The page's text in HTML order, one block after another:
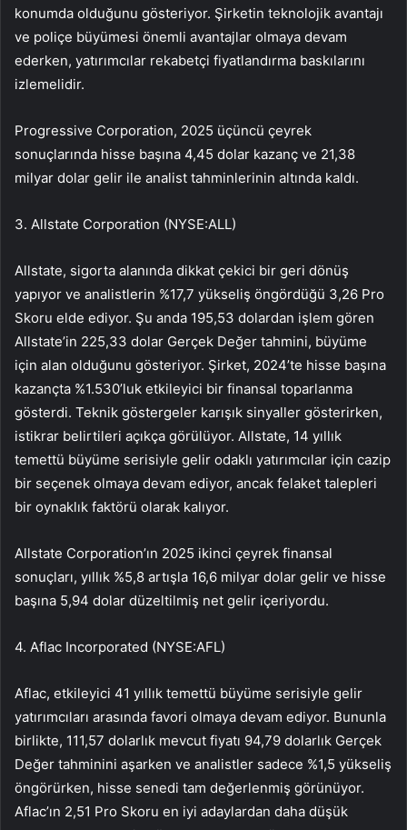
konumda olduğunu gösteriyor. Şirketin teknolojik avantajı
ve poliçe büyümesi önemli avantajlar olmaya devam
ederken, yatırımcılar rekabetçi fiyatlandırma baskılarını
izlemelidir.
Progressive Corporation, 2025 üçüncü çeyrek
sonuçlarında hisse başına 4,45 dolar kazanç ve 21,38
milyar dolar gelir ile analist tahminlerinin altında kaldı.
3. Allstate Corporation (NYSE:ALL)
Allstate, sigorta alanında dikkat çekici bir geri dönüş
yapıyor ve analistlerin %17,7 yükseliş öngördüğü 3,26 Pro
Skoru elde ediyor. Şu anda 195,53 dolardan işlem gören
Allstate’in 225,33 dolar Gerçek Değer tahmini, büyüme
için alan olduğunu gösteriyor. Şirket, 2024’te hisse başına
kazançta %1.530’luk etkileyici bir finansal toparlanma
gösterdi. Teknik göstergeler karışık sinyaller gösterirken,
istikrar belirtileri açıkça görülüyor. Allstate, 14 yıllık
temettü büyüme serisiyle gelir odaklı yatırımcılar için cazip
bir seçenek olmaya devam ediyor, ancak felaket talepleri
bir oynaklık faktörü olarak kalıyor.
Allstate Corporation’ın 2025 ikinci çeyrek finansal
sonuçları, yıllık %5,8 artışla 16,6 milyar dolar gelir ve hisse
başına 5,94 dolar düzeltilmiş net gelir içeriyordu.
4. Aflac Incorporated (NYSE:AFL)
Aflac, etkileyici 41 yıllık temettü büyüme serisiyle gelir
yatırımcıları arasında favori olmaya devam ediyor. Bununla
birlikte, 111,57 dolarlık mevcut fiyatı 94,79 dolarlık Gerçek
Değer tahminini aşarken ve analistler sadece %1,5 yükseliş
öngörürken, hisse senedi tam değerlenmiş görünüyor.
Aflac’ın 2,51 Pro Skoru en iyi adaylardan daha düşük